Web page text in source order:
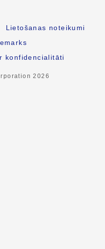
Lietošanas noteikumi
konfidencialitāti
2026